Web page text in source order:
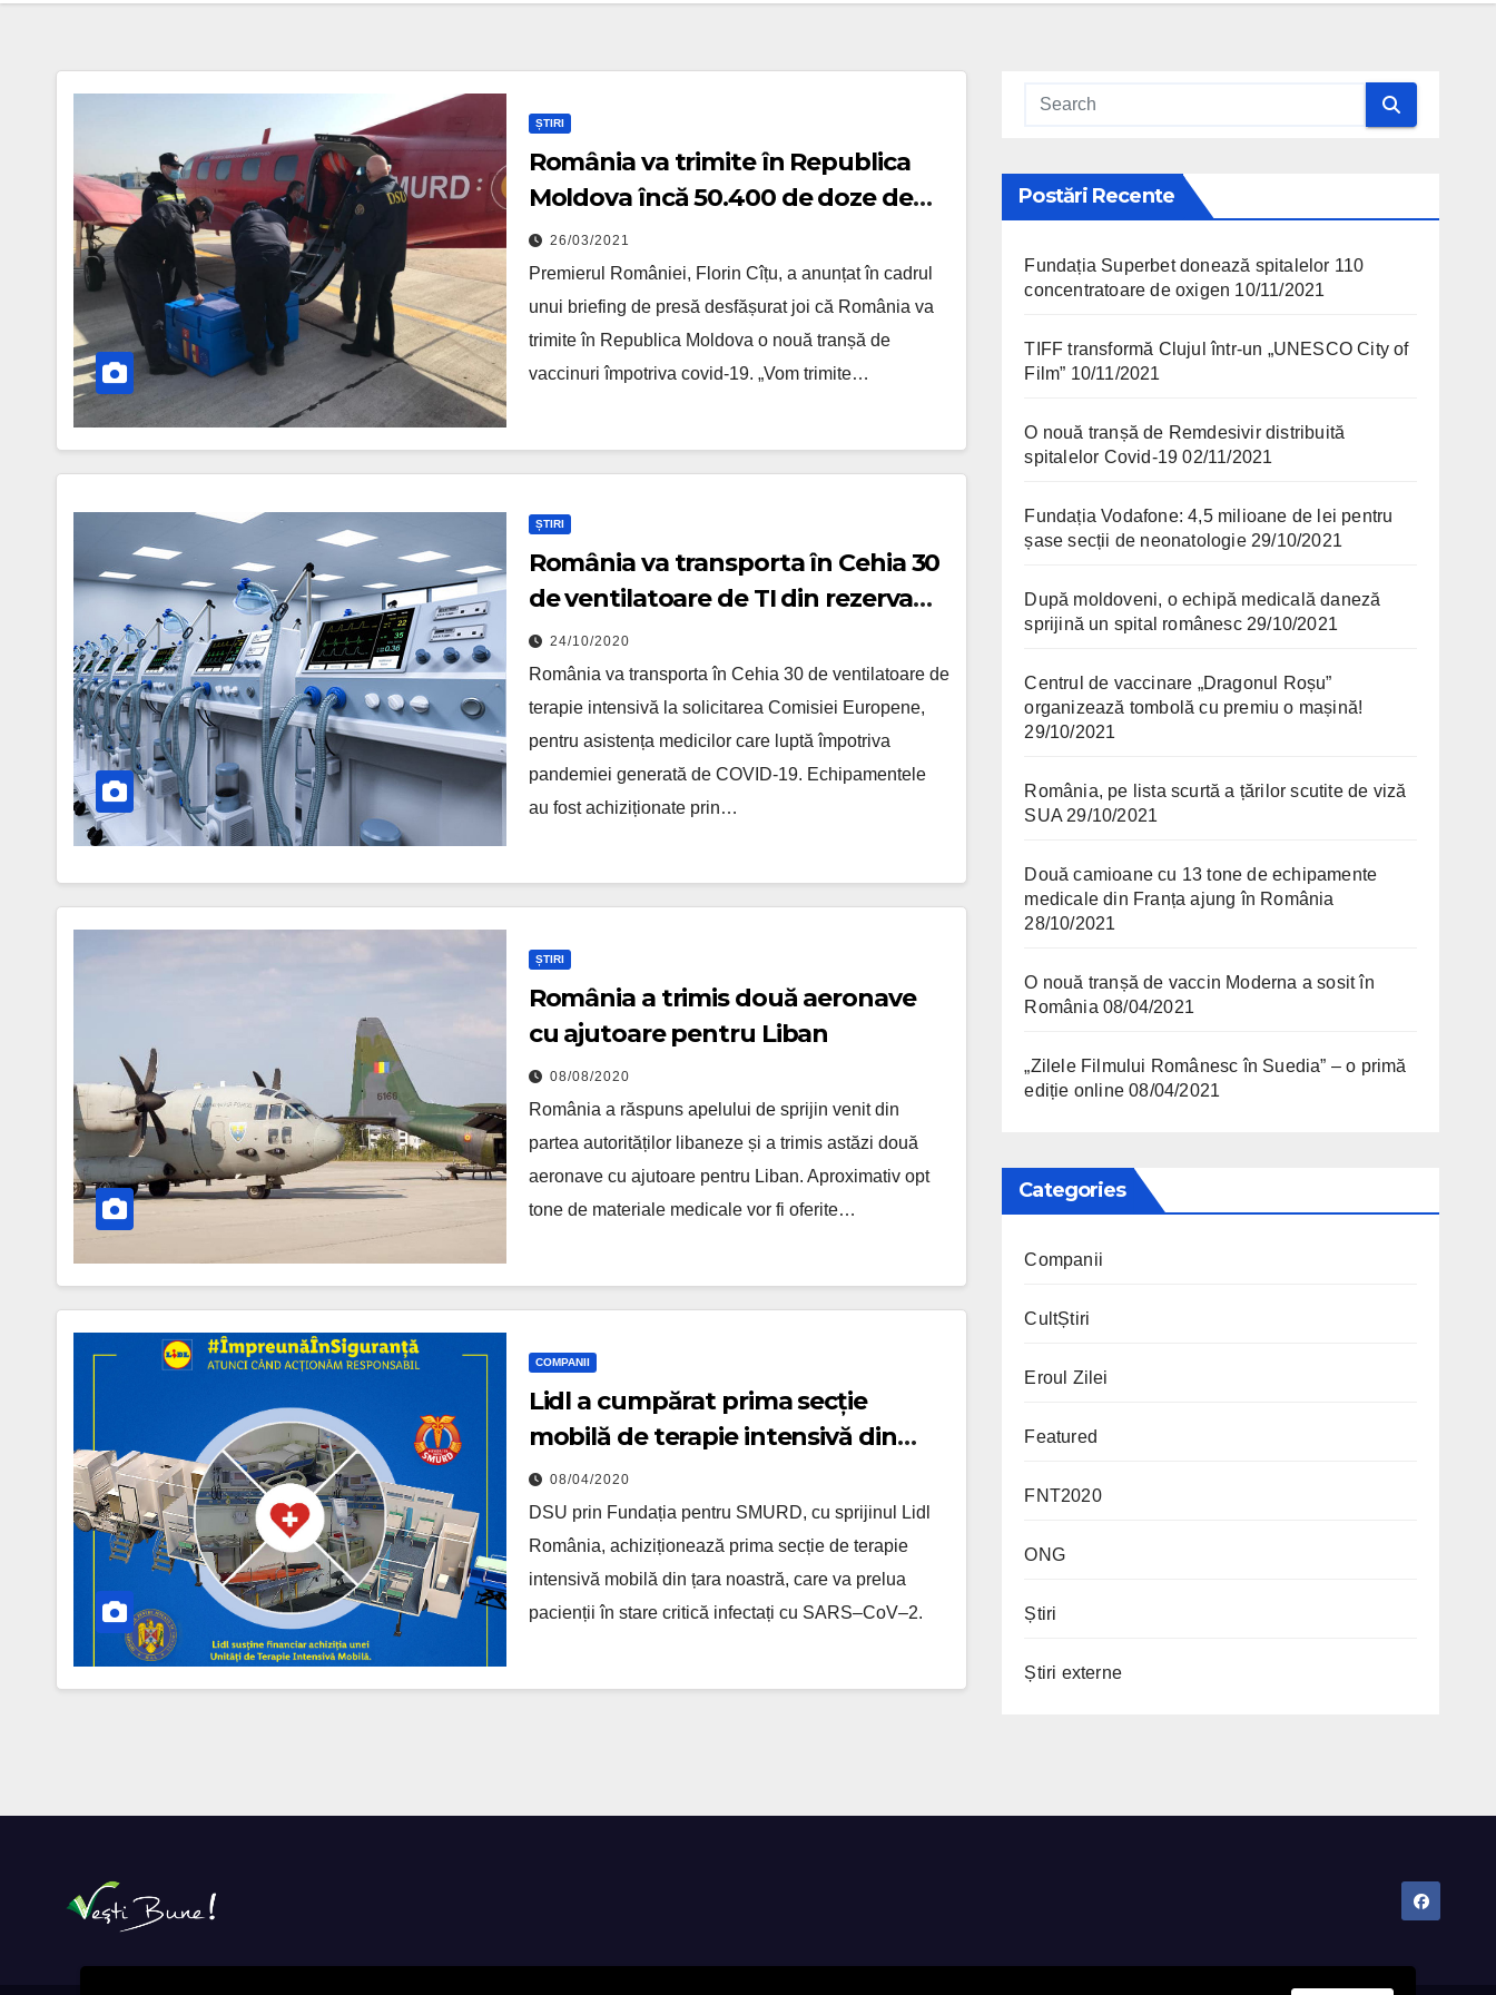
ȘTIRI
România va trimite în Republica
Moldova încă 50.400 de doze de
vaccin
26/03/2021
Premierul României, Florin Cîțu, a anunțat în cadrul
unui briefing de presă desfășurat joi că România va
trimite în Republica Moldova o nouă tranșă de
vaccinuri împotriva covid-19. „Vom trimite…
ȘTIRI
România va transporta în Cehia 30
de ventilatoare de TI din rezerva
rescEU
24/10/2020
România va transporta în Cehia 30 de ventilatoare de
terapie intensivă la solicitarea Comisiei Europene,
pentru asistența medicilor care luptă împotriva
pandemiei generată de COVID-19. Echipamentele
au fost achiziționate prin…
ȘTIRI
România a trimis două aeronave
cu ajutoare pentru Liban
08/08/2020
România a răspuns apelului de sprijin venit din
partea autorităților libaneze și a trimis astăzi două
aeronave cu ajutoare pentru Liban. Aproximativ opt
tone de materiale medicale vor fi oferite…
COMPANII
Lidl a cumpărat prima secție
mobilă de terapie intensivă din
țară, pentru pacienții cu SARS-CoV-
2
08/04/2020
DSU prin Fundația pentru SMURD, cu sprijinul Lidl
România, achiziționează prima secție de terapie
intensivă mobilă din țara noastră, care va prelua
pacienții în stare critică infectați cu SARS–CoV–2.
Postări Recente
Fundația Superbet donează spitalelor 110
concentratoare de oxigen 10/11/2021
TIFF transformă Clujul într-un „UNESCO City of
Film” 10/11/2021
O nouă tranșă de Remdesivir distribuită
spitalelor Covid-19 02/11/2021
Fundația Vodafone: 4,5 milioane de lei pentru
șase secții de neonatologie 29/10/2021
După moldoveni, o echipă medicală daneză
sprijină un spital românesc 29/10/2021
Centrul de vaccinare „Dragonul Roșu”
organizează tombolă cu premiu o mașină!
29/10/2021
România, pe lista scurtă a țărilor scutite de viză
SUA 29/10/2021
Două camioane cu 13 tone de echipamente
medicale din Franța ajung în România
28/10/2021
O nouă tranșă de vaccin Moderna a sosit în
România 08/04/2021
„Zilele Filmului Românesc în Suedia” – o primă
ediție online 08/04/2021
Categories
Companii
CultȘtiri
Eroul Zilei
Featured
FNT2020
ONG
Știri
Știri externe